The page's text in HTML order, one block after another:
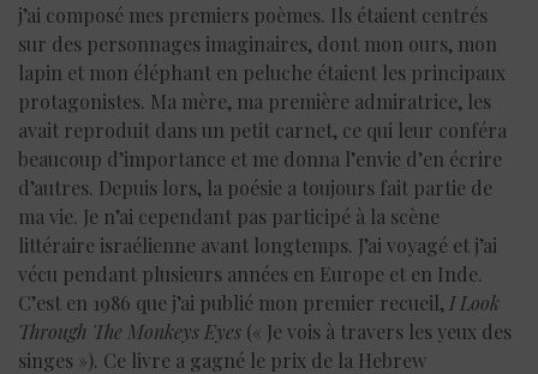
j’ai composé mes premiers poèmes. Ils étaient centrés
sur des personnages imaginaires, dont mon ours, mon
lapin et mon éléphant en peluche étaient les principaux
protagonistes. Ma mère, ma première admiratrice, les
avait reproduit dans un petit carnet, ce qui leur conféra
beaucoup d’importance et me donna l’envie d’en écrire
d’autres. Depuis lors, la poésie a toujours fait partie de
ma vie. Je n’ai cependant pas participé à la scène
littéraire israélienne avant longtemps. J’ai voyagé et j’ai
vécu pendant plusieurs années en Europe et en Inde.
C’est en 1986 que j’ai publié mon premier recueil, I Look
Through The Monkeys Eyes (« Je vois à travers les yeux des
singes »). Ce livre a gagné le prix de la Hebrew